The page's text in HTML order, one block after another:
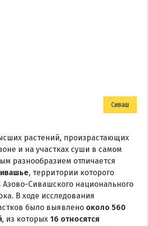
Сиваш
растений, произрастающих
и на участках суши в самом
разнообразием отличается
, территории которого
Азово-Сивашского национального
В ходе исследования
было выявлено около 560
, из которых 16 относятся